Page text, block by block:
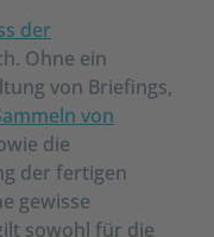
der
Ohne ein
von Briefings,
von
die
der fertigen
gewisse
sowohl für die